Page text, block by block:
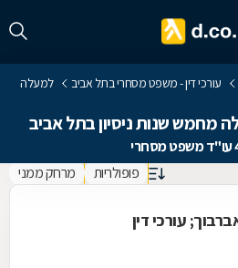
עורכי דין - משפט מסחרי בתל אביב
למעלה
מחמש שנות ניסיון בתל אביב
פופולריות מרחק ממני
עורכי דין